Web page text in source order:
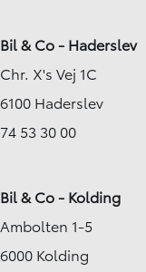
Bil & Co - Haderslev
Chr. X's Vej 1C
6100 Haderslev
74 53 30 00
Bil & Co - Kolding
Ambolten 1-5
6000 Kolding